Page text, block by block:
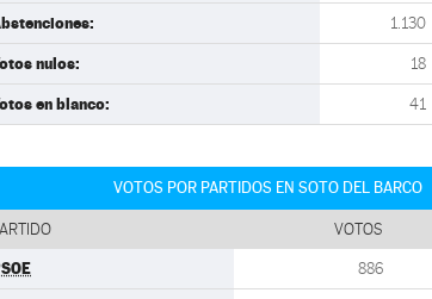
1.130
nulos: 18
en blanco: 41
VOTOS POR PARTIDOS EN SOTO DEL BARCO
VOTOS
886